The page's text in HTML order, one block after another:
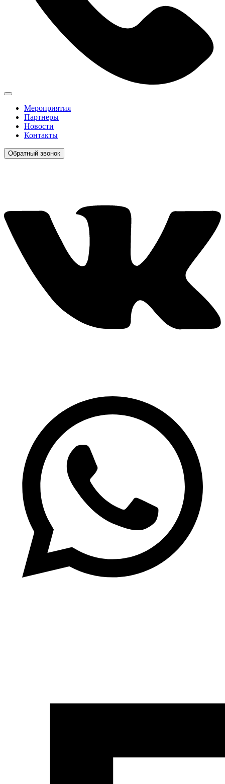
Мероприятия
Партнеры
Новости
Контакты
Обратный звонок